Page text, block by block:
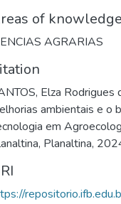
of
AGRARIAS
Elza
ambientais e o
em
Planaltina,